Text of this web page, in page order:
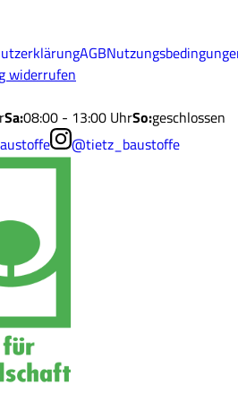
AGB
widerrufen
Sa:08:00 - 13:00 UhrSo:geschlossen
@tietz_baustoffe